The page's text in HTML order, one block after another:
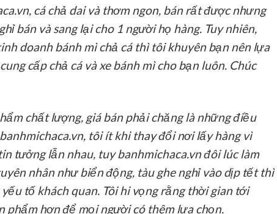
cá chả dai và thơm ngon, bán rất được nhưng
bán và sang lại cho 1 người họ hàng. Tuy nhiên,
doanh bánh mì chả cá thì tôi khuyên bạn nên lựa
cấp chả cá và xe bánh mì cho bạn luôn. Chúc
chất lượng, giá bán phải chăng là những điều
tôi ít khi thay đổi nơi lấy hàng vì
tưởng lẫn nhau, tuy banhmichaca.vn đôi lúc làm
nhân như biển động, tàu ghe nghỉ vào dịp tết thì
tố khách quan. Tôi hi vọng rằng thời gian tới
phẩm hơn để mọi người có thêm lựa chọn.